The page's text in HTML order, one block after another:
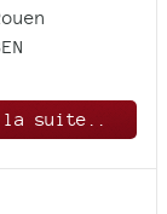
suite..